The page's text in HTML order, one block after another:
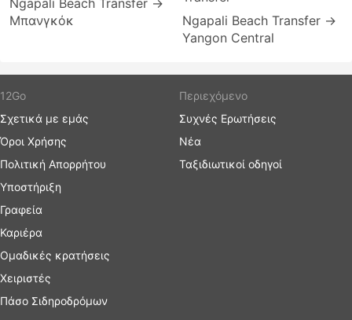
Ngapali Beach Transfer →
Μπανγκόκ
Ngapali Beach Transfer →
Yangon Central
12Go
Σχετικά με εμάς
Όροι Χρήσης
Πολιτική Απορρήτου
Υποστήριξη
Γραφεία
Καριέρα
Ομαδικές κρατήσεις
Χειριστές
Πάσο Σιδηροδρόμων
Περιεχόμενο
Συχνές Ερωτήσεις
Νέα
Ταξιδιωτικοί οδηγοί